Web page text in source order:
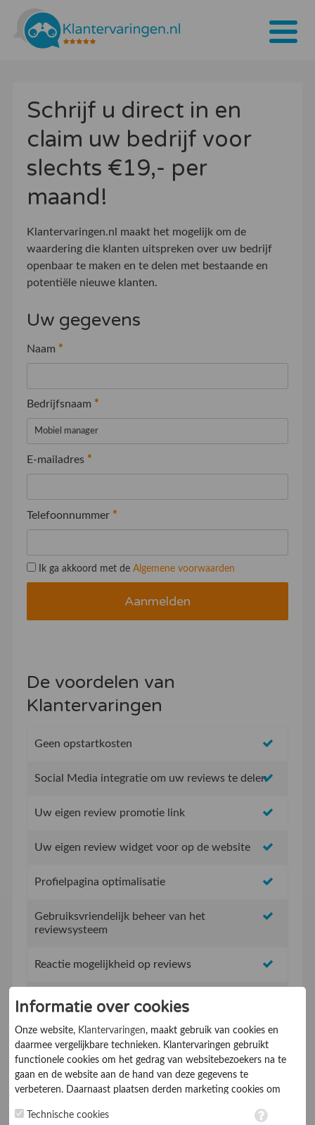
Tarieven
Bedrijven
Over ons
Blogs
Contact
Bedrijf aanmelden
Schrijf u direct in en
claim uw bedrijf voor
slechts €19,- per
maand!
Klantervaringen.nl maakt het mogelijk om de
waardering die klanten uitspreken over uw bedrijf
openbaar te maken en te delen met bestaande en
potentiële nieuwe klanten.
Uw gegevens
Naam *
Bedrijfsnaam *
E-mailadres *
Telefoonnummer *
Ik ga akkoord met de Algemene voorwaarden
De voordelen van
Klantervaringen
Geen opstartkosten
Social Media integratie om uw reviews te delen
Uw eigen review promotie link
Uw eigen review widget voor op de website
Profielpagina optimalisatie
Gebruiksvriendelijk beheer van het
reviewsysteem
Reactie mogelijkheid op reviews
Topvermeldingen op de website
SEO vriendelijk concept, beter vindbaar in
Google
Mobiel vriendelijk systeem
Service & supportdesk
Informatie over cookies
Onze website, Klantervaringen, maakt gebruik van cookies en
daarmee vergelijkbare technieken. Klantervaringen gebruikt
functionele cookies om het gedrag van websitebezoekers na te
gaan en de website aan de hand van deze gegevens te
verbeteren. Daarnaast plaatsen derden marketing cookies om
marketing cookies worden persoonsgegevens verwerkt. Je geeft
Technische cookies